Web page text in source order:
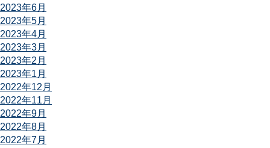
2023年6月
2023年5月
2023年4月
2023年3月
2023年2月
2023年1月
2022年12月
2022年11月
2022年9月
2022年8月
2022年7月